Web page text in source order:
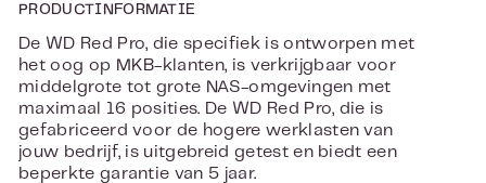
PRODUCTINFORMATIE
De WD Red Pro, die specifiek is ontworpen met
het oog op MKB-klanten, is verkrijgbaar voor
middelgrote tot grote NAS-omgevingen met
maximaal 16 posities. De WD Red Pro, die is
gefabriceerd voor de hogere werklasten van
jouw bedrijf, is uitgebreid getest en biedt een
beperkte garantie van 5 jaar.